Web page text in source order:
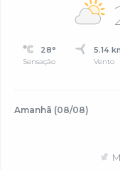
28°
Sensação
5.14
Vento
Amanhã (08/08)